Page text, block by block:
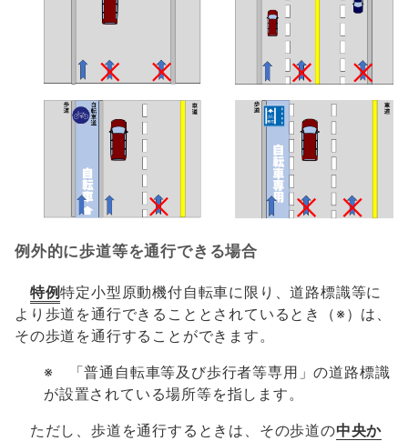
例外的に歩道等を通行できる場合
特例特定小型原動機付自転車に限り、道路標識等に
より歩道を通行できることとされているとき（※）は、
その歩道を通行することができます。
※ 「普通自転車等及び歩行者等専用」の道路標識
が設置されている場所等を指します。
ただし、歩道を通行するときは、その歩道の中央か